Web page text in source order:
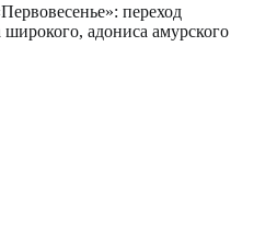
переход
адониса амурского